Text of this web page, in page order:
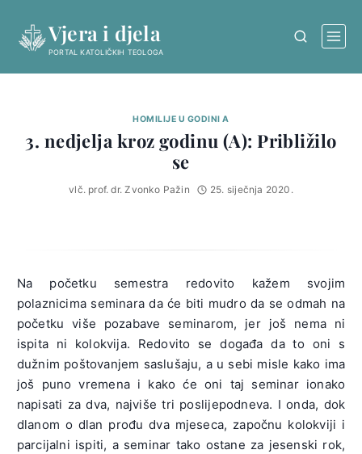
content
Vjera i djela
PORTAL KATOLIČKIH TEOLOGA
HOMILIJE U GODINI A
3. nedjelja kroz godinu (A): Približilo
se
vlč. prof. dr. Zvonko Pažin 25. siječnja 2020.
Na početku semestra redovito kažem svojim
polaznicima seminara da će biti mudro da se odmah na
početku više pozabave seminarom, jer još nema ni
ispita ni kolokvija. Redovito se događa da to oni s
dužnim poštovanjem saslušaju, a u sebi misle kako ima
još puno vremena i kako će oni taj seminar ionako
napisati za dva, najviše tri poslijepodneva. I onda, dok
dlanom o dlan prođu dva mjeseca, započnu kolokviji i
parcijalni ispiti, a seminar tako ostane za jesenski rok,